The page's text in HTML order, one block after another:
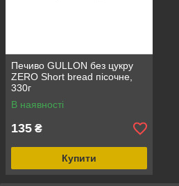
Печиво GULLON без цукру
ZERO Short bread пісочне,
330г
В наявності
135 ₴
Купити